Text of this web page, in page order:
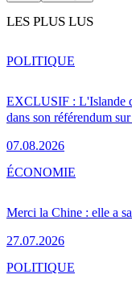
LES PLUS LUS
EXCLUSIF : L'Islande
dans son référendum
07.08.2026
POLITIQUE
Merci la Chine : elle a
27.07.2026
ÉCONOMIE
POLITIQUE